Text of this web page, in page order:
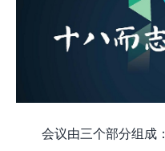
会议由三个部分组成：